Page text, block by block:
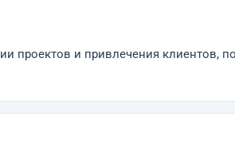
проектов и привлечения клиентов,